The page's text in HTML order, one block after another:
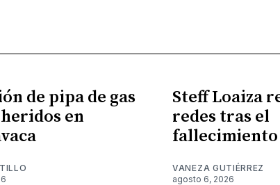
de pipa de gas
en
Steff Loaiza
redes tras el
fallecimiento
VANEZA GUTIÉRREZ
agosto 6, 2026